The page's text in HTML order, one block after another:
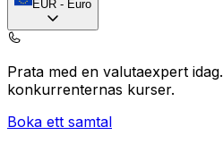
EUR - Euro
Prata med en valutaexpert idag.
konkurrenternas kurser.
Boka ett samtal